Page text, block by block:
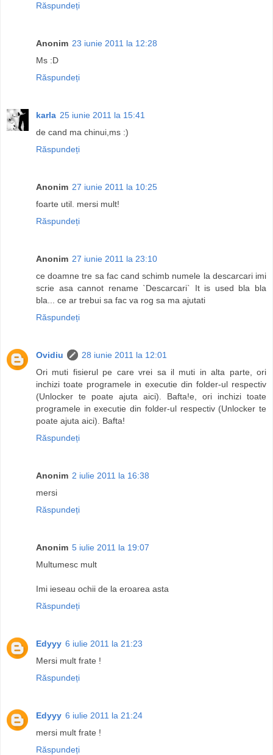
Răspundeți
Anonim 23 iunie 2011 la 12:28
Ms :D
Răspundeți
karla 25 iunie 2011 la 15:41
de cand ma chinui,ms :)
Răspundeți
Anonim 27 iunie 2011 la 10:25
foarte util. mersi mult!
Răspundeți
Anonim 27 iunie 2011 la 23:10
ce doamne tre sa fac cand schimb numele la descarcari imi
scrie asa cannot rename `Descarcari` It is used bla bla
bla... ce ar trebui sa fac va rog sa ma ajutati
Răspundeți
Ovidiu
28 iunie 2011 la 12:01
Ori muti fisierul pe care vrei sa il muti in alta parte, ori
inchizi toate programele in executie din folder-ul respectiv
(Unlocker te poate ajuta aici). Bafta!e, ori inchizi toate
programele in executie din folder-ul respectiv (Unlocker te
poate ajuta aici). Bafta!
Răspundeți
Anonim 2 iulie 2011 la 16:38
mersi
Răspundeți
Anonim 5 iulie 2011 la 19:07
Multumesc mult
Imi ieseau ochii de la eroarea asta
Răspundeți
Edyyy 6 iulie 2011 la 21:23
Mersi mult frate !
Răspundeți
Edyyy 6 iulie 2011 la 21:24
mersi mult frate !
Răspundeți